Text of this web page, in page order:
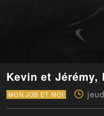
Kevin et
MON JOB ET MOI